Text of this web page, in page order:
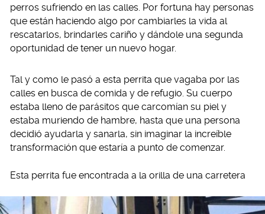
perros sufriendo en las calles. Por fortuna hay personas
que están haciendo algo por cambiarles la vida al
rescatarlos, brindarles cariño y dándole una segunda
oportunidad de tener un nuevo hogar.
Tal y como le pasó a esta perrita que vagaba por las
calles en busca de comida y de refugio. Su cuerpo
estaba lleno de parásitos que carcomían su piel y
estaba muriendo de hambre, hasta que una persona
decidió ayudarla y sanarla, sin imaginar la increíble
transformación que estaría a punto de comenzar.
Esta perrita fue encontrada a la orilla de una carretera